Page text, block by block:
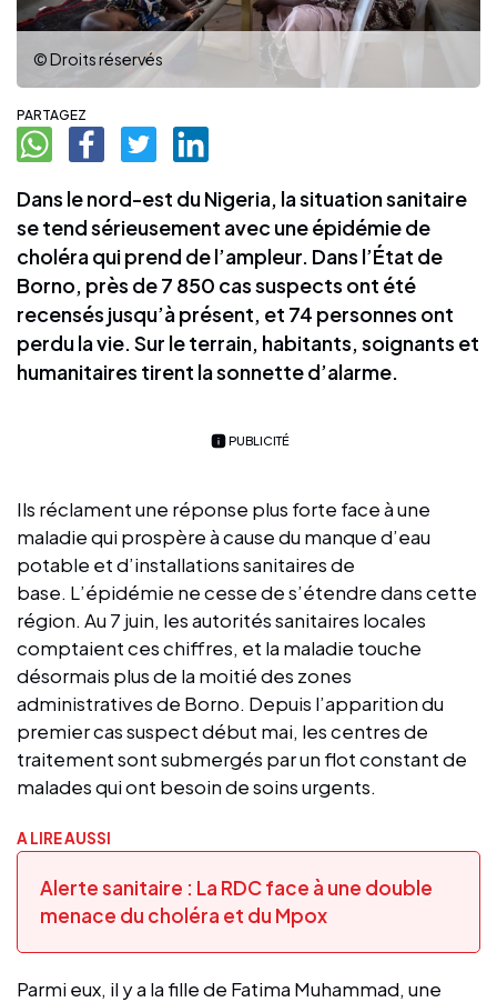
© Droits réservés
PARTAGEZ
Dans le nord-est du Nigeria, la situation sanitaire
se tend sérieusement avec une épidémie de
choléra qui prend de l’ampleur. Dans l’État de
Borno, près de 7 850 cas suspects ont été
recensés jusqu’à présent, et 74 personnes ont
perdu la vie. Sur le terrain, habitants, soignants et
humanitaires tirent la sonnette d’alarme.
PUBLICITÉ
Ils réclament une réponse plus forte face à une
maladie qui prospère à cause du manque d’eau
potable et d’installations sanitaires de
base. L’épidémie ne cesse de s’étendre dans cette
région. Au 7 juin, les autorités sanitaires locales
comptaient ces chiffres, et la maladie touche
désormais plus de la moitié des zones
administratives de Borno. Depuis l’apparition du
premier cas suspect début mai, les centres de
traitement sont submergés par un flot constant de
malades qui ont besoin de soins urgents.
A LIRE AUSSI
Alerte sanitaire : La RDC face à une double
menace du choléra et du Mpox
Parmi eux, il y a la fille de Fatima Muhammad, une